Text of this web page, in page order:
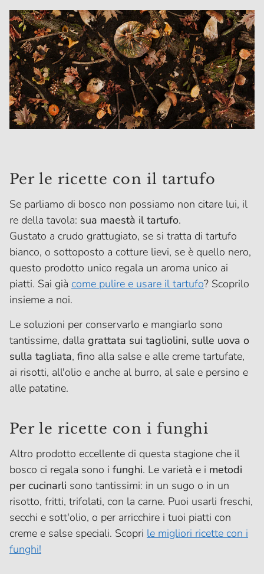
Per le ricette con il tartufo
Se parliamo di bosco non possiamo non citare lui, il
re della tavola: sua maestà il tartufo.
Gustato a crudo grattugiato, se si tratta di tartufo
bianco, o sottoposto a cotture lievi, se è quello nero,
questo prodotto unico regala un aroma unico ai
piatti. Sai già come pulire e usare il tartufo? Scoprilo
insieme a noi.
Le soluzioni per conservarlo e mangiarlo sono
tantissime, dalla grattata sui tagliolini, sulle uova o
sulla tagliata, fino alla salse e alle creme tartufate,
ai risotti, all'olio e anche al burro, al sale e persino e
alle patatine.
Per le ricette con i funghi
Altro prodotto eccellente di questa stagione che il
bosco ci regala sono i funghi. Le varietà e i metodi
per cucinarli sono tantissimi: in un sugo o in un
risotto, fritti, trifolati, con la carne. Puoi usarli freschi,
secchi e sott'olio, o per arricchire i tuoi piatti con
creme e salse speciali. Scopri le migliori ricette con i
funghi!